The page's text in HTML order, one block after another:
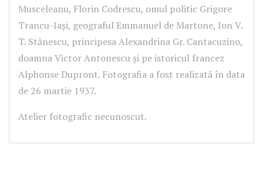
Musceleanu, Florin Codrescu, omul politic Grigore
Trancu-Iași, geograful Emmanuel de Martone, Ion V.
T. Stănescu, principesa Alexandrina Gr. Cantacuzino,
doamna Victor Antonescu și pe istoricul francez
Alphonse Dupront. Fotografia a fost realizată în data
de 26 martie 1937.
Atelier fotografic necunoscut.